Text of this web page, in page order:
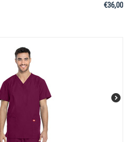
€36,00